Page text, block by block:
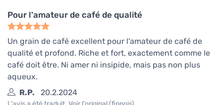
Pour l'amateur de café de qualité
Un grain de café excellent pour l'amateur de café de
qualité et profond. Riche et fort, exactement comme le
café doit être. Ni amer ni insipide, mais pas non plus
aqueux.
R.P.
20.2.2024